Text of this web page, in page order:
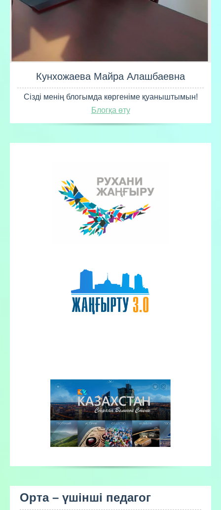
Кунхожаева Майра Алашбаевна
Сізді менің блогымда көргеніме қуаныштымын!
Блогқа өту
Орта – үшінші педагог